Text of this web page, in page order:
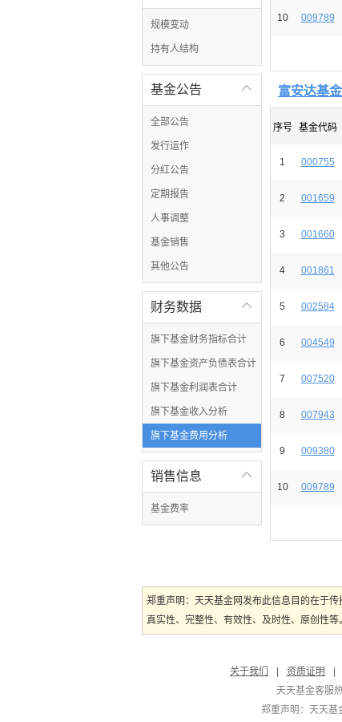
规模变动
持有人结构

基金公告
全部公告
发行运作
分红公告
定期报告
人事调整
基金销售
其他公告

财务数据
旗下基金财务指标合计
旗下基金资产负债表合计
旗下基金利润表合计
旗下基金收入分析
旗下基金费用分析

销售信息
基金费率
10 009789
富安达基金
序号 基金代码
1 000755
2 001659
3 001660
4 001861
5 002584
6 004549
7 007520
8 007943
9 009380
10 009789
郑重声明：天天基金网发布此信息目的在于
真实性、完整性、有效性、及时性、原创性
关于我们
资质证明
天天基金客服
郑重声明： 天天基